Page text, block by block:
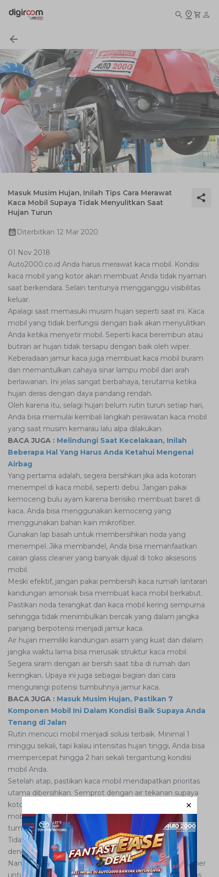
Masuk Musim Hujan, Inilah Tips Cara Merawat
Kaca Mobil Supaya Tidak Menyulitkan Saat
Hujan Turun
Diterbitkan 12 Mar 2020
01 Nov 2018
Auto2000.co.id Anda harus merawat kaca mobil. Kondisi
kaca mobil yang kotor akan membuat Anda tidak nyaman
saat berkendara. Selain tentunya mengganggu visibilitas
keluar.
Apalagi saat memasuki musim hujan seperti saat ini. Kaca
mobil yang tidak berfungsi dengan baik akan menyulitkan
Anda ketika menyetir mobil. Seperti kaca berembun atau
butiran air hujan tidak tersapu dengan baik oleh wiper.
Keberadaan jamur kaca juga membuat kaca mobil buram
dan memantulkan cahaya sinar lampu mobil dari arah
berlawanan. Ini jelas sangat berbahaya, terutama ketika
hujan deras dengan daya pandang rendah.
Oleh karena itu, selagi hujan belum rutin turun setiap hari,
Anda bisa memulai kembali langkah perawatan kaca mobil
yang saat musim kemarau lalu alpa dilakukan.
BACA JUGA : Melindungi Saat Kecelakaan, Inilah
Beberapa Hal Yang Harus Anda Ketahui Mengenai
Airbag
Yang pertama adalah, segera bersihkan jika ada kotoran
menempel di kaca mobil, seperti debu. Jangan pakai
kemoceng bulu ayam karena berisiko membuat baret di
kaca. Anda bisa menggunakan kemoceng yang
menggunakan bahan kain mikrofiber.
Gunakan lap basah untuk membersihkan noda yang
menempel. Jika membandel, Anda bisa memanfaatkan
cairan glass cleaner yang banyak dijual di toko aksesoris
mobil.
Meski efektif, jangan pakai pembersih kaca rumah lantaran
kandungan amoniak bisa membuat kaca mobil berkabut.
Pastikan noda terangkat dan kaca mobil kering sempurna
sehingga tidak menimbulkan bercak yang dalam jangka
panjang berpotensi menjadi jamur kaca.
Air hujan memiliki kandungan asam yang kuat dan dalam
jangka waktu lama bisa merusak struktur kaca mobil.
Segera siram dengan air bersih saat tiba di rumah dan
keringkan. Upaya ini juga sebagai bagian dari cara
mengurangi potensi tumbuhnya jamur kaca.
BACA JUGA : Masuk Musim Hujan, Pastikan 7
Komponen Mobil Ini Dalam Kondisi Baik Supaya Anda
Tenang di Jalan
Rutin mencuci mobil menjadi solusi terbaik. Minimal 1
minggu sekali, tapi kalau intensitas hujan tinggi, Anda bisa
mempercepat hingga 2 hari sekali tergantung kondisi
mobil Anda.
Setelah atap, pastikan kaca mobil mendapatkan prioritas
utama dibersihkan. Semprot dengan air tekanan supaya
kotoran rontok dan turun ke bawah. Pastikan pula kaca
mobil kering sempurna untuk mengurangi risiko
tumbuhnya jamur kaca.
Tidak berhenti sampai di situ, Anda bisa melapisi kaca
dengan cairan pelindung yang banyak dijual di pasaran.
Namun sebelumnya, bersihkan kaca dengan glass cleaner
untuk memastikan tidak ada lagi kotoran hinggap di atas